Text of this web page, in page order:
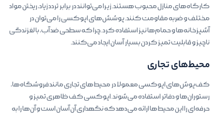
کارگاه‌های منازل محبوب هستند. زیرا می‌توانند در برابر تردد زیاد، ریختن مواد
مختلف و ضربه مقاومت کنند. پوشش‌های اپوکسی را می‌توان در
آشپزخانه‌ها و حمام‌ها نیز استفاده کرد. چرا که سطحی ضد آب، با لغزندگی
ناچیز و قابلیت تمیز کردن بسیار آسان ایجاد می‌کنند.
محیط‌های تجاری
کف‌پوش‌های اپوکسی معمولا در محیط‌های تجاری مانند فروشگاه‌ها،
رستوران‌ها و دفاتر استفاده می‌شوند. اپوکسی کف ظاهری تمیز و
حرفه‌ای را این محیط‌ها ارائه می‌دهد که نگهداری آن آسان است و آن‌ها را به